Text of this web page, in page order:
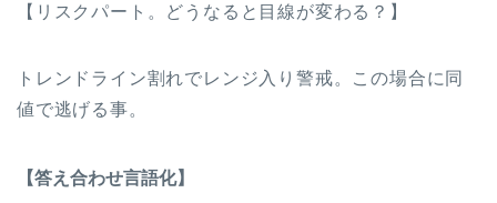
【リスクパート。どうなると目線が変わる？】
トレンドライン割れでレンジ入り警戒。この場合に同
値で逃げる事。
【答え合わせ言語化】